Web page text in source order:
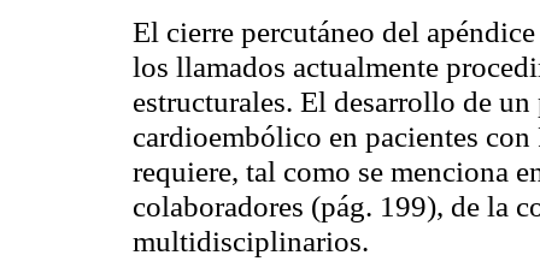
El cierre percutáneo del
los llamados actualmente
estructurales. El desarrollo de
cardioembólico en pacientes
requiere, tal como se menciona
colaboradores (pág. 199), de la
multidisciplinarios.